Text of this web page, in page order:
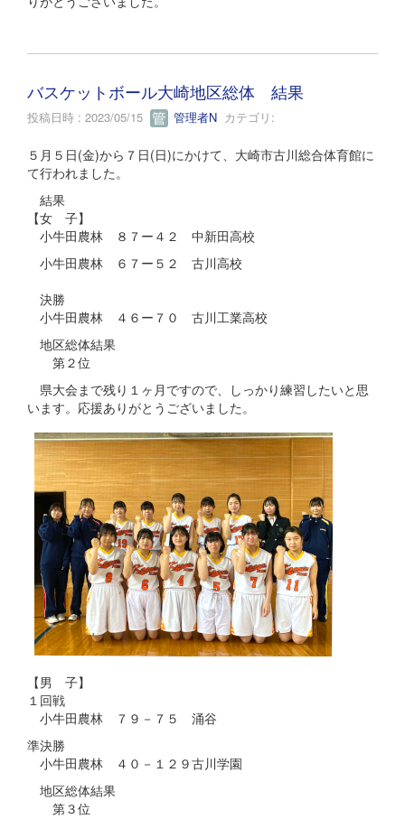
バスケットボール大崎地区総体 結果
投稿日時 : 2023/05/15 管理者N カテゴリ:
５月５日(金)から７日(日)にかけて、大崎市古川総合体育館に
て行われました。
結果
【女 子】
小牛田農林 ８７ー４２ 中新田高校
小牛田農林 ６７ー５２ 古川高校
決勝
小牛田農林 ４６ー７０ 古川工業高校
地区総体結果
第２位
県大会まで残り１ヶ月ですので、しっかり練習したいと思
います。応援ありがとうございました。
【男 子】
１回戦
小牛田農林 ７９－７５ 涌谷
準決勝
小牛田農林 ４０－１２９古川学園
地区総体結果
第３位